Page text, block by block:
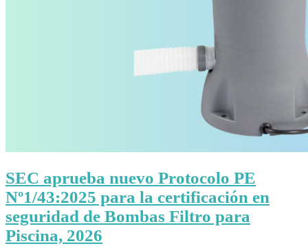
SEC aprueba nuevo Protocolo PE
Nº1/43:2025 para la certificación en
seguridad de Bombas Filtro para
Piscina, 2026